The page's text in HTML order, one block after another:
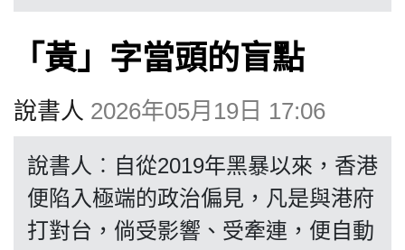
觀點
博客
投票
視頻
「黃」字當頭的盲點
說書人 2026年05月19日 17:06
說書人︰自從2019年黑暴以來，香港
便陷入極端的政治偏見，凡是與港府
打對台，倘受影響、受牽連，便自動